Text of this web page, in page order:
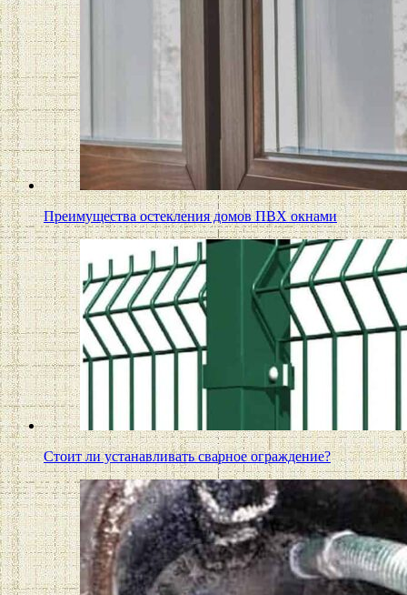
Преимущества остекления домов ПВХ окнами
Стоит ли устанавливать сварное ограждение?